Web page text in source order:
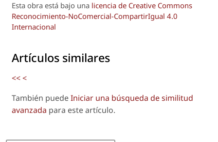
Esta obra está bajo una licencia de Creative Commons
Reconocimiento-NoComercial-CompartirIgual 4.0
Internacional
Artículos similares
<<<
También puedeIniciar una búsqueda de similitud
avanzada para este artículo.